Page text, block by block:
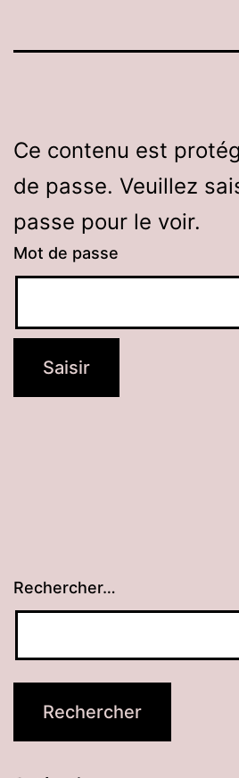
Ce contenu est
de passe. Veuillez
passe pour le voir.
Mot de passe
Rechercher…